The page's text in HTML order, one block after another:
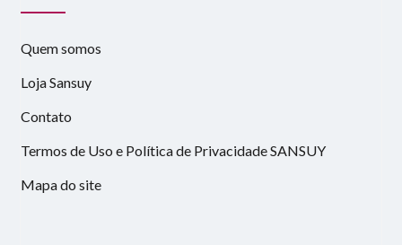
Quem somos
Loja Sansuy
Contato
Termos de Uso e Política de Privacidade SANSUY
Mapa do site